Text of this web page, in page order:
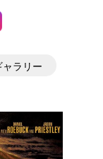
ャラリー